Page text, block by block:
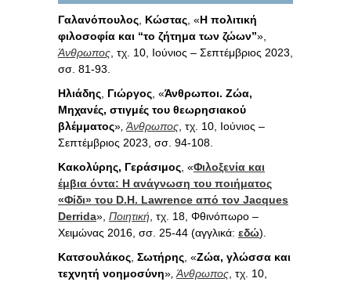
Γαλανόπουλος Κώστας , «Η πολιτική
φιλοσοφία και “το ζήτημα των ζώων”»,
Άνθρωπος , τχ. 10, Ιούνιος – Σεπτέμβριος 2023,
σσ. 81-93.
Ηλιάδης Γιώργος , «Άνθρωποι. Ζώα,
Μηχανές, στιγμές του θεωρησιακού
βλέμματος» Άνθρωπος , τχ. 10, Ιούνιος –
Σεπτέμβριος 2023, σσ. 94-108.
Κακολύρης, Γεράσιμος , «Φιλοξενία και
έμβια όντα: Η ανάγνωση του ποιήματος
«Φίδι» του D.H. Lawrence από τον Jacques
Derrida», Ποιητική , τχ. 18, Φθινόπωρο –
Χειμώνας 2016, σσ. 25-44 (αγγλικά: εδώ).
Κατσουλάκος Σωτήρης , «Ζώα, γλώσσα και
τεχνη­τή νοημοσύνη» Άνθρωπος , τχ. 10,